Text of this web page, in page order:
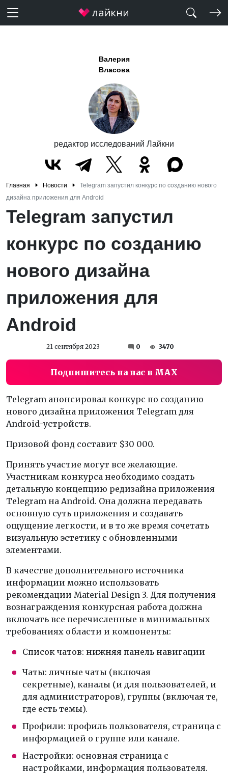
Валерия
Власова
редактор исследований Лайкни
Главная Новости
Telegram запустил конкурс по созданию нового
дизайна приложения для Android
Telegram запустил
конкурс по созданию
нового дизайна
приложения для
Android
21 сентября 2023 0 3470
Подпишитесь на нас в MAX
Telegram анонсировал конкурс по созданию
нового дизайна приложения Telegram для
Android-устройств.
Призовой фонд составит $30 000.
Принять участие могут все желающие.
Участникам конкурса необходимо создать
детальную концепцию редизайна приложения
Telegram на Android. Она должна передавать
основную суть приложения и создавать
ощущение легкости, и в то же время сочетать
визуальную эстетику с обновленными
элементами.
В качестве дополнительного источника
информации можно использовать
рекомендации Material Design 3. Для получения
вознаграждения конкурсная работа должна
включать все перечисленные в минимальных
требованиях области и компоненты:
Список чатов: нижняя панель навигации
Чаты: личные чаты (включая
секретные), каналы (и для пользователей, и
для администраторов), группы (включая те,
где есть темы).
Профили: профиль пользователя, страница с
информацией о группе или канале.
Настройки: основная страница с
настройками, информация пользователя.